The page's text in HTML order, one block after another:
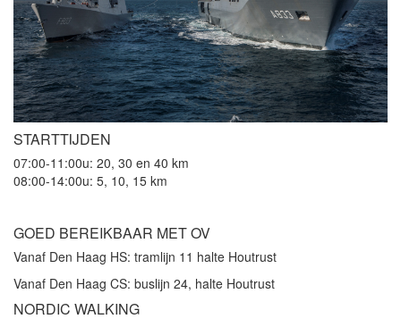
STARTTIJDEN
07:00-11:00u: 20, 30 en 40 km
08:00-14:00u: 5, 10, 15 km
GOED BEREIKBAAR MET OV
Vanaf Den Haag HS: tramlijn 11 halte Houtrust
Vanaf Den Haag CS: buslijn 24, halte Houtrust
NORDIC WALKING